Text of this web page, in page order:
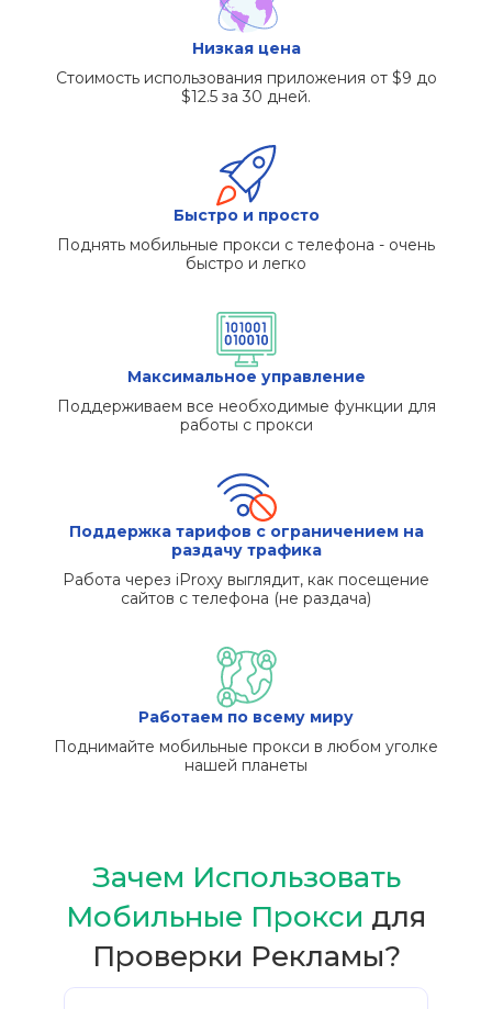
Низкая цена
Стоимость использования приложения от $9 до
$12.5 за 30 дней.
Быстро и просто
Поднять мобильные прокси с телефона - очень
быстро и легко
Максимальное управлениe
Поддерживаем все необходимые функции для
работы с прокси
Поддержка тарифов с ограничением на
раздачу трафика
Работа через iProxy выглядит, как посещение
сайтов с телефона (не раздача)
Работаем по всему миру
Поднимайте мобильные прокси в любом уголке
нашей планеты
Зачем Использовать
Мобильные Прокси для
Проверки Рекламы?